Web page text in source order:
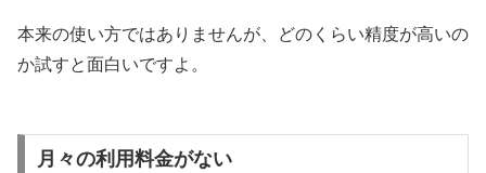
本来の使い方ではありませんが、どのくらい精度が高いの
か試すと面白いですよ。
月々の利用料金がない